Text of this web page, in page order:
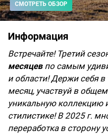
СМОТРЕТЬ ОБЗОР
Информация
Встречайте! Третий
месяцевпо самым
и области! Держи себя в
месяц, участвуй в
уникальную коллекцию
стилистике! В 2025 г.
переработка в сторону